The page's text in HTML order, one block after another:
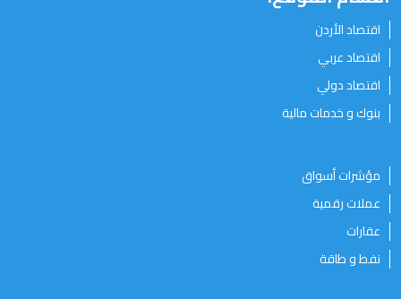
اقتصاد الأردن
اقتصاد عربي
اقتصاد دولي
بنوك و خدمات مالية
مؤشرات أسواق
عملات رقمية
عقارات
نفط و طاقة